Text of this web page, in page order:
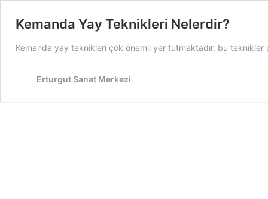
Kemanda Yay Teknikleri Nelerdir?
Kemanda yay teknikleri çok önemli yer tutmaktadır, bu teknikler
Erturgut Sanat Merkezi